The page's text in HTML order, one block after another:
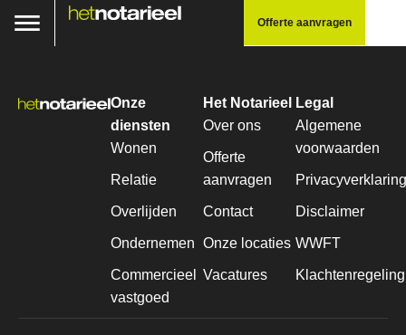
Offerte aanvragen
Onze
diensten
Wonen
Relatie
Overlijden
Ondernemen
Commercieel
vastgoed
Het Notarieel
Over ons
Offerte
aanvragen
Contact
Onze locaties
Vacatures
Legal
Algemene
voorwaarden
Privacyverklaring
Disclaimer
WWFT
Klachtenregeling